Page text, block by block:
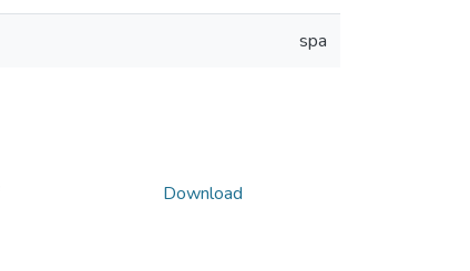
spa
Download